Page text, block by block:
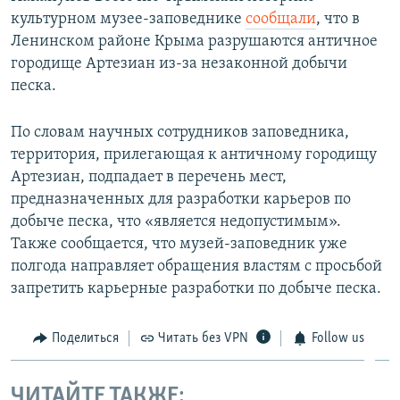
культурном музее-заповеднике сообщали, что в
Ленинском районе Крыма разрушаются античное
городище Артезиан из-за незаконной добычи
песка.
По словам научных сотрудников заповедника,
территория, прилегающая к античному городищу
Артезиан, подпадает в перечень мест,
предназначенных для разработки карьеров по
добыче песка, что «является недопустимым».
Также сообщается, что музей-заповедник уже
полгода направляет обращения властям с просьбой
запретить карьерные разработки по добыче песка.
Поделиться Читать без VPN Follow us